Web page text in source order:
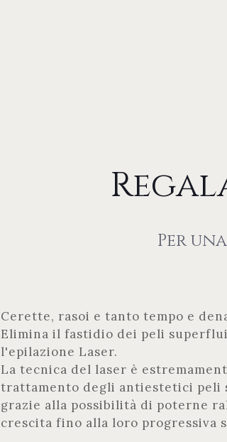
Per
Cerette, rasoi e tanto tempo e
Elimina il fastidio dei peli
l'epilazione Laser.
La tecnica del laser è
trattamento degli antiestetici peli
grazie alla possibilità di poterne
crescita fino alla loro progressiva